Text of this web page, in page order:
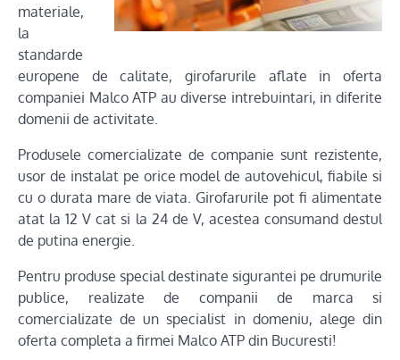
materiale,
la
standarde
europene de calitate, girofarurile aflate in oferta
companiei Malco ATP au diverse intrebuintari, in diferite
domenii de activitate.
Produsele comercializate de companie sunt rezistente,
usor de instalat pe orice model de autovehicul, fiabile si
cu o durata mare de viata. Girofarurile pot fi alimentate
atat la 12 V cat si la 24 de V, acestea consumand destul
de putina energie.
Pentru produse special destinate sigurantei pe drumurile
publice, realizate de companii de marca si
comercializate de un specialist in domeniu, alege din
oferta completa a firmei Malco ATP din Bucuresti!